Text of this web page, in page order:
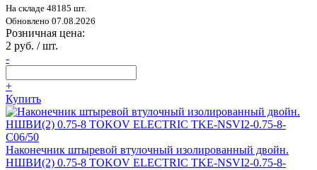
На складе 48185 шт.
Обновлено 07.08.2026
Розничная цена:
2 руб. / шт.
-
+
Купить
Наконечник штыревой втулочный изолированный двойн.
НШВИ(2) 0.75-8 TOKOV ELECTRIC TKE-NSVI2-0.75-8-